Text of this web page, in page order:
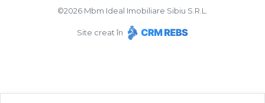
©2026 Mbm Ideal Imobiliare Sibiu S.R.L.
Site creat în